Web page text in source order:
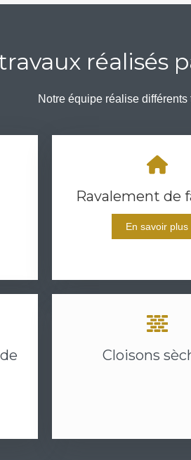
réalisés
Notre équipe réalise différents
Ravalement de
En savoir plus
Cloisons